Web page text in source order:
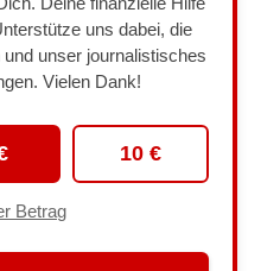
uns dabei, die
unser journalistisches
Vielen Dank!
10 €
Betrag